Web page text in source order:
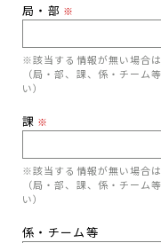
局・部 ※
※該当する情報が無い場合
（局・部、課、係・チーム
い）
課 ※
※該当する情報が無い場合
（局・部、課、係・チーム
い）
係・チーム等